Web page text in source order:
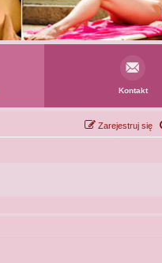
Kontakt
Zarejestruj się